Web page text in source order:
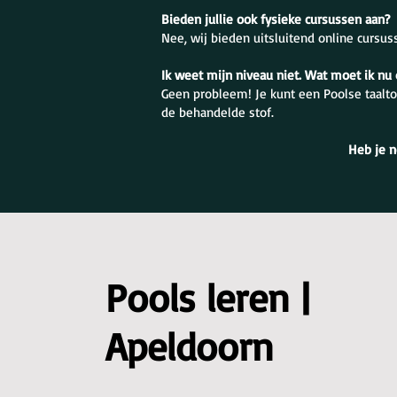
Bieden jullie ook fysieke cursussen aan?
Nee, wij bieden uitsluitend online
Ik weet mijn niveau niet. Wat moet ik nu
Geen probleem! Je kunt een Poolse
de behandelde stof.
Heb je
Pools leren |
Apeldoorn